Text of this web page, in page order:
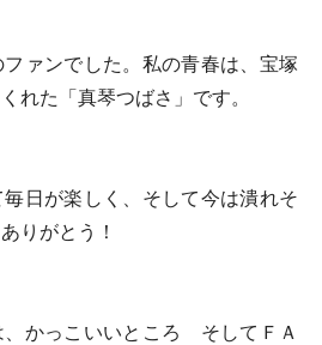
ァンでした。私の青春は、宝塚
れた「真琴つばさ」です。
日が楽しく、そして今は潰れそ
りがとう！
、かっこいいところ そしてＦＡ